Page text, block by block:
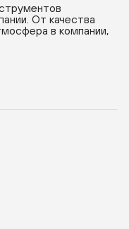
От качества
в компании,